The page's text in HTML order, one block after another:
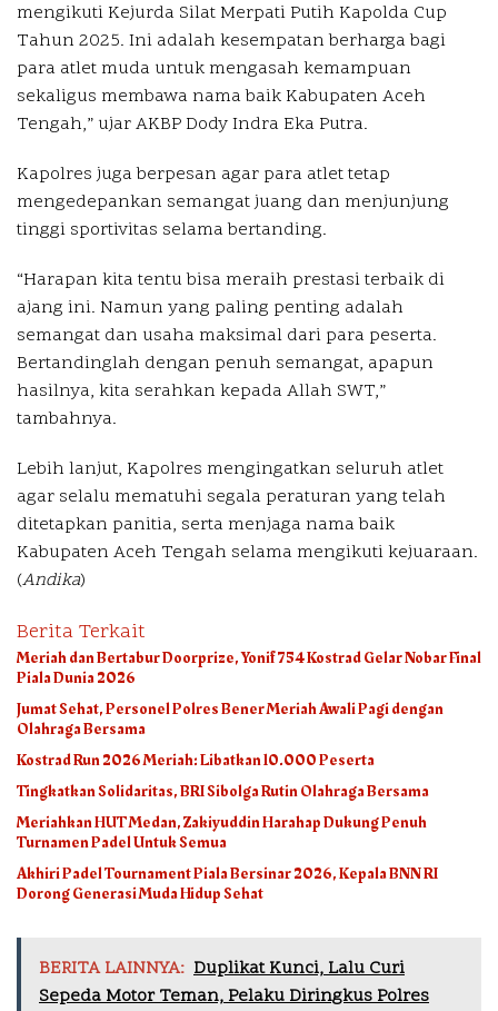
mengikuti Kejurda Silat Merpati Putih Kapolda Cup
Tahun 2025. Ini adalah kesempatan berharga bagi
para atlet muda untuk mengasah kemampuan
sekaligus membawa nama baik Kabupaten Aceh
Tengah,” ujar AKBP Dody Indra Eka Putra.
Kapolres juga berpesan agar para atlet tetap
mengedepankan semangat juang dan menjunjung
tinggi sportivitas selama bertanding.
“Harapan kita tentu bisa meraih prestasi terbaik di
ajang ini. Namun yang paling penting adalah
semangat dan usaha maksimal dari para peserta.
Bertandinglah dengan penuh semangat, apapun
hasilnya, kita serahkan kepada Allah SWT,”
tambahnya.
Lebih lanjut, Kapolres mengingatkan seluruh atlet
agar selalu mematuhi segala peraturan yang telah
ditetapkan panitia, serta menjaga nama baik
Kabupaten Aceh Tengah selama mengikuti kejuaraan.
(Andika)
Berita Terkait
Meriah dan Bertabur Doorprize, Yonif 754 Kostrad Gelar Nobar Final
Piala Dunia 2026
Jumat Sehat, Personel Polres Bener Meriah Awali Pagi dengan
Olahraga Bersama
Kostrad Run 2026 Meriah: Libatkan 10.000 Peserta
Tingkatkan Solidaritas, BRI Sibolga Rutin Olahraga Bersama
Meriahkan HUT Medan, Zakiyuddin Harahap Dukung Penuh
Turnamen Padel Untuk Semua
Akhiri Padel Tournament Piala Bersinar 2026, Kepala BNN RI
Dorong Generasi Muda Hidup Sehat
BERITA LAINNYA: Duplikat Kunci, Lalu Curi
Sepeda Motor Teman, Pelaku Diringkus Polres